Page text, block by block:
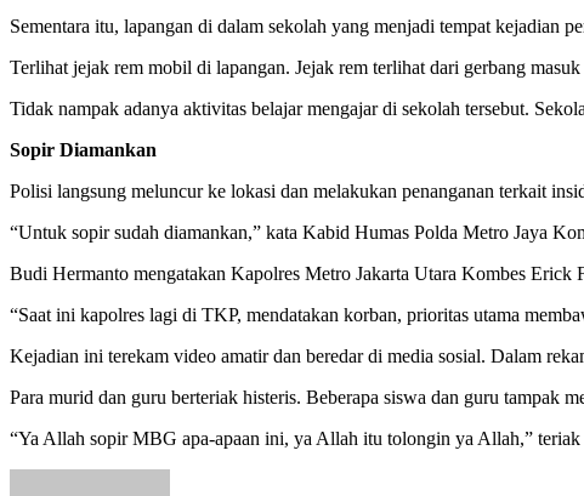
Sementara itu, lapangan di dalam sekolah yang menjadi tempat kejadian
Terlihat jejak rem mobil di lapangan. Jejak rem terlihat dari gerbang
Tidak nampak adanya aktivitas belajar mengajar di sekolah tersebut.
Sopir Diamankan
Polisi langsung meluncur ke lokasi dan melakukan penanganan terkait
“Untuk sopir sudah diamankan,” kata Kabid Humas Polda Metro Jaya
Budi Hermanto mengatakan Kapolres Metro Jakarta Utara Kombes Erick
“Saat ini kapolres lagi di TKP, mendatakan korban, prioritas utama
Kejadian ini terekam video amatir dan beredar di media sosial. Dalam
Para murid dan guru berteriak histeris. Beberapa siswa dan guru tampak
“Ya Allah sopir MBG apa-apaan ini, ya Allah itu tolongin ya Allah,” teriak